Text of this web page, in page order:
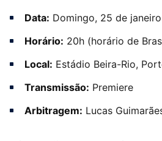
Data: Domingo, 25 de
Horário: 20h (horário de
Local: Estádio Beira-Rio,
Transmissão: Premiere
Arbitragem: Lucas